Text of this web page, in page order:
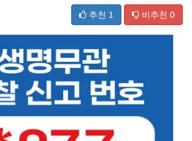
추천 1 비추천 0